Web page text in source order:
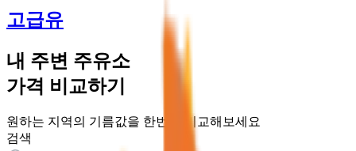
고급유
내 주변 주유소
가격 비교하기
원하는 지역의 기름값을 한번에 비교해보세요
검색